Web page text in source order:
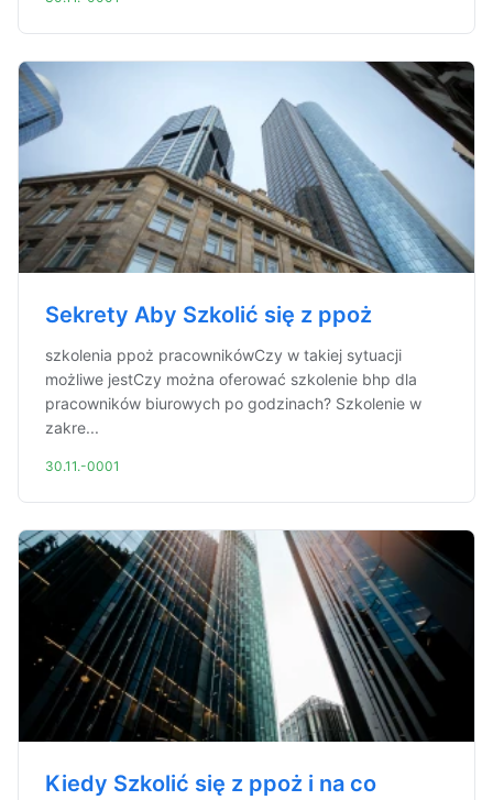
Sekrety Aby Szkolić się z ppoż
szkolenia ppoż pracownikówCzy w takiej sytuacji
możliwe jestCzy można oferować szkolenie bhp dla
pracowników biurowych po godzinach? Szkolenie w
zakre...
30.11.-0001
Kiedy Szkolić się z ppoż i na co